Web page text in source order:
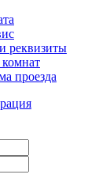
реквизиты
проезда